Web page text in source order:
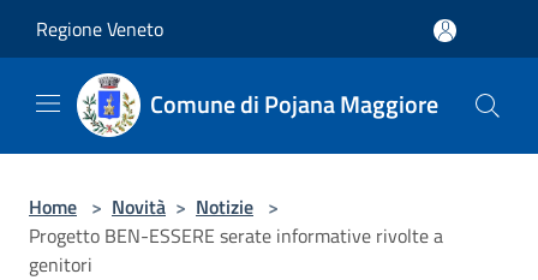
Regione Veneto
Comune di Pojana Maggiore
Home > Novità > Notizie >
Progetto BEN-ESSERE serate informative rivolte a
genitori